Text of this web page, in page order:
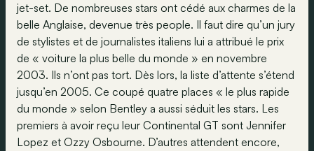
jet-set. De nombreuses stars ont cédé aux charmes de la
belle Anglaise, devenue très people. Il faut dire qu’un jury
de stylistes et de journalistes italiens lui a attribué le prix
de « voiture la plus belle du monde » en novembre
2003. Ils n’ont pas tort. Dès lors, la liste d’attente s’étend
jusqu’en 2005. Ce coupé quatre places « le plus rapide
du monde » selon Bentley a aussi séduit les stars. Les
premiers à avoir reçu leur Continental GT sont Jennifer
Lopez et Ozzy Osbourne. D’autres attendent encore,